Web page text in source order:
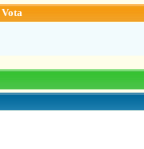
Vota